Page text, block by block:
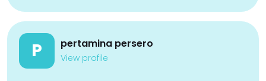
P pertamina persero
View profile